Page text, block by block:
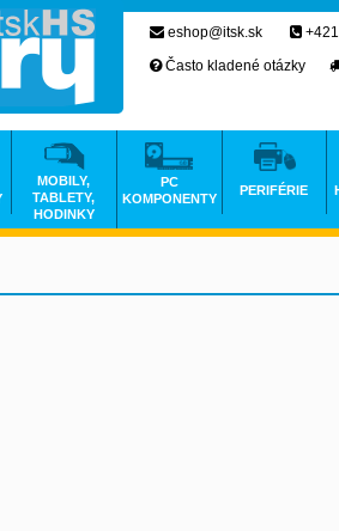
eshop@itsk.sk
Často kladené otázky
MOBILY,
TABLETY,
HODINKY
PC
KOMPONENTY
PERIFÉRIE